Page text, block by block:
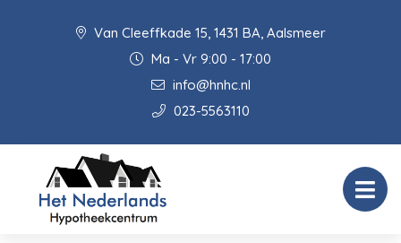
Van Cleeffkade 15, 1431 BA, Aalsmeer
Ma - Vr 9:00 - 17:00
info@hnhc.nl
023-5563110